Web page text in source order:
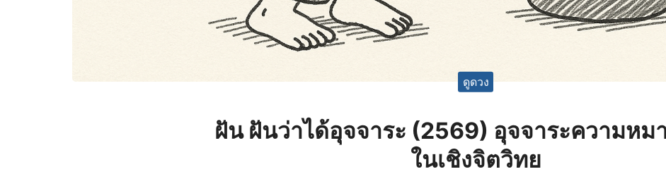
ดูดวง
ฝัน ฝันว่าได้อุจจาระ (2569) อุจจาระความหม
ในเชิงจิตวิทย